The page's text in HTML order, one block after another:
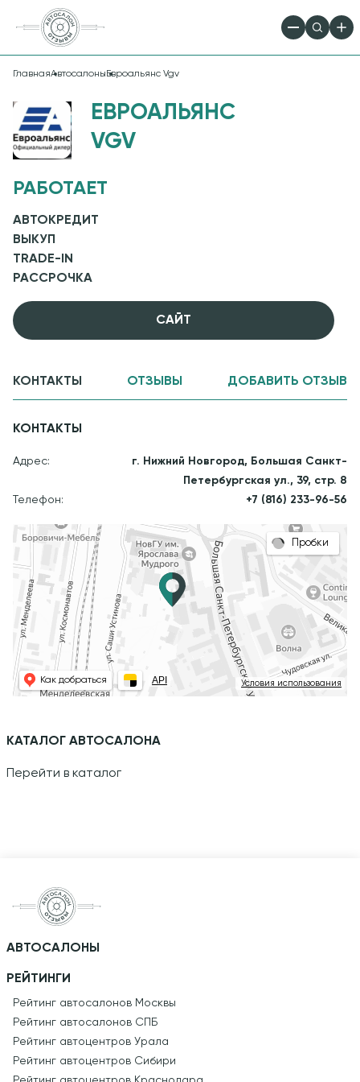
ГлавнаяАвтосалоны Евроальянс Vgv
ЕВРОАЛЬЯНС
VGV
РАБОТАЕТ
АВТОКРЕДИТ
ВЫКУП
TRADE-IN
РАССРОЧКА
CАЙТ
КОНТАКТЫ ОТЗЫВЫ ДОБАВИТЬ ОТЗЫВ
КОНТАКТЫ
Адрес:
г. Нижний Новгород, Большая Санкт-
Петербургская ул., 39, стр. 8
Телефон:
+7 (816) 233-96-56
Условия использования
Как добраться API
Пробки
КАТАЛОГ АВТОСАЛОНА
Перейти в каталог
АВТОСАЛОНЫ
РЕЙТИНГИ
Рейтинг автосалонов Москвы
Рейтинг автосалонов СПБ
Рейтинг автоцентров Урала
Рейтинг автоцентров Сибири